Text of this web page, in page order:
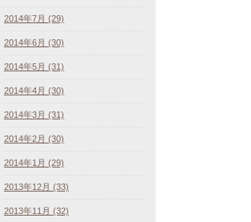
2014年7月 (29)
2014年6月 (30)
2014年5月 (31)
2014年4月 (30)
2014年3月 (31)
2014年2月 (30)
2014年1月 (29)
2013年12月 (33)
2013年11月 (32)